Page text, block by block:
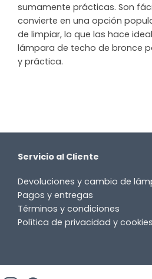
sumamente prácticas. Son
convierte en una opción
de limpiar, lo que las hace
lámpara de techo de bronce
y práctica.
Servicio al Cliente
Devoluciones y cambio de
Pagos y entregas
Términos y condiciones
Política de privacidad y cookies